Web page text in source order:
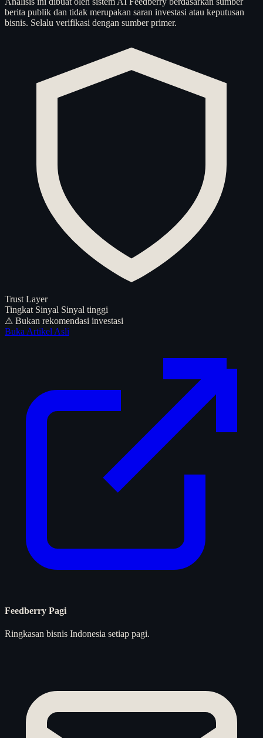
berita publik dan tidak merupakan saran investasi atau keputusan
bisnis. Selalu verifikasi dengan sumber primer.
Trust Layer
Tingkat Sinyal Sinyal tinggi
⚠ Bukan rekomendasi investasi
Buka Artikel Asli
Feedberry Pagi
Ringkasan bisnis Indonesia setiap pagi.